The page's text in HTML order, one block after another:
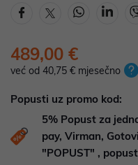
489,00 €
već od 40,75 € mjesečno
Popusti uz promo kod:
5% Popust za
pay, Virman,
"POPUST" ,